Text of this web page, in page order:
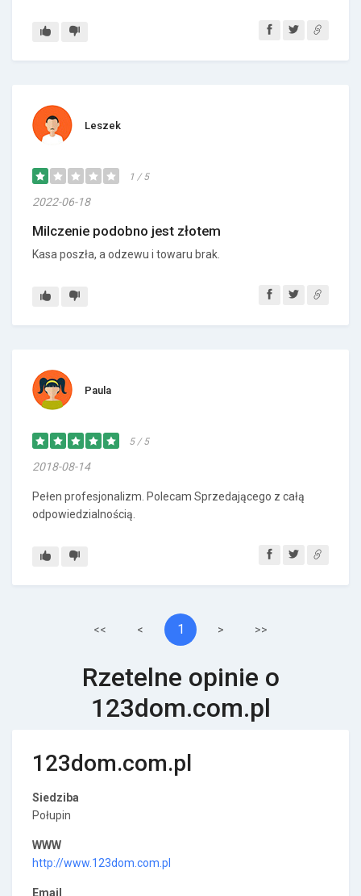
Leszek
1 / 5
2022-06-18
Milczenie podobno jest złotem
Kasa poszła, a odzewu i towaru brak.
Paula
5 / 5
2018-08-14
Pełen profesjonalizm. Polecam Sprzedającego z całą
odpowiedzialnością.
<< < 1 > >>
Rzetelne opinie o
123dom.com.pl
123dom.com.pl
Siedziba
Połupin
WWW
http://www.123dom.com.pl
Email